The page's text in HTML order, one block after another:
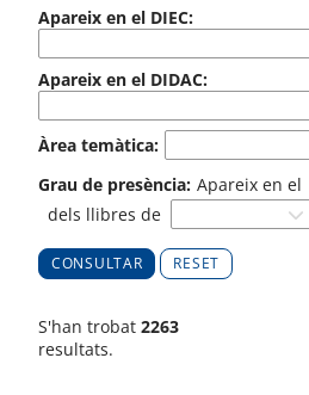
Apareix en el DIEC:
Apareix en el DIDAC:
Àrea temàtica:
Grau de presència: Apareix en el
dels llibres de
RESET
S'han trobat 2263
resultats.